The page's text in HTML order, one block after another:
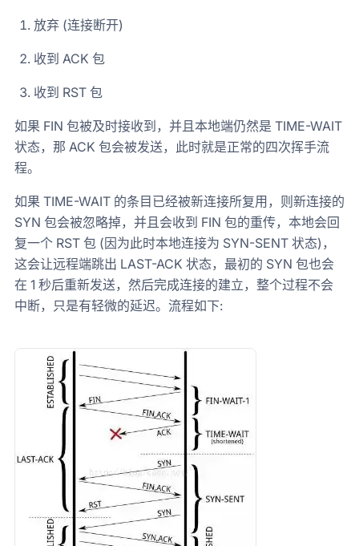
放弃 (连接断开)
收到 ACK 包
收到 RST 包
如果 FIN 包被及时接收到，并且本地端仍然是 TIME-WAIT
状态，那 ACK 包会被发送，此时就是正常的四次挥手流
程。
如果 TIME-WAIT 的条目已经被新连接所复用，则新连接的
SYN 包会被忽略掉，并且会收到 FIN 包的重传，本地会回
复一个 RST 包 (因为此时本地连接为 SYN-SENT 状态)，
这会让远程端跳出 LAST-ACK 状态，最初的 SYN 包也会
在 1 秒后重新发送，然后完成连接的建立，整个过程不会
中断，只是有轻微的延迟。流程如下: